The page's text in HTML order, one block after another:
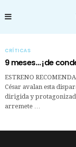
CRÍTICAS
9 meses… ¡de
ESTRENO
César avalan esta
dirigida y
arremete …